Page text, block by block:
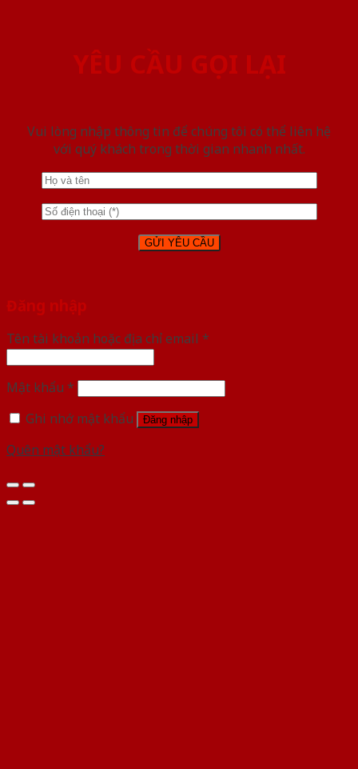
YÊU CẦU GỌI LẠI
Vui lòng nhập thông tin để chúng tôi có thể liên hệ
với quý khách trong thời gian nhanh nhất.
Đăng nhập
Tên tài khoản hoặc địa chỉ email *
Mật khẩu *
Ghi nhớ mật khẩu
Đăng nhập
Quên mật khẩu?